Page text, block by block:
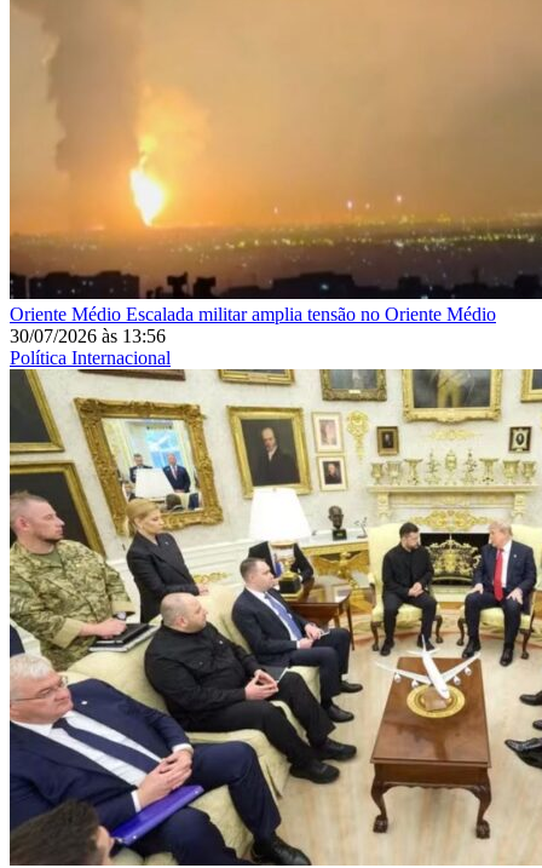
Oriente Médio Escalada militar amplia tensão no Oriente Médio
30/07/2026 às 13:56
Política Internacional